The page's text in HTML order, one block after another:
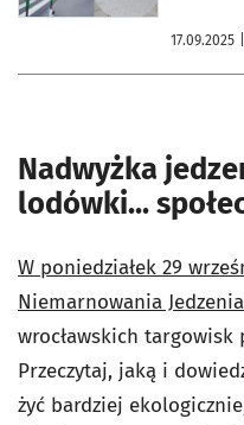
17.09.2025
Nadwyżka
lodówki...
W poniedziałek 29
Niemarnowania
wrocławskich targowisk
Przeczytaj, jaką i
żyć bardziej